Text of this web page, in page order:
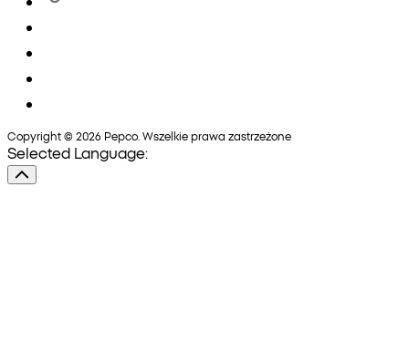
Copyright © 2026 Pepco. Wszelkie prawa zastrzeżone
Selected Language: